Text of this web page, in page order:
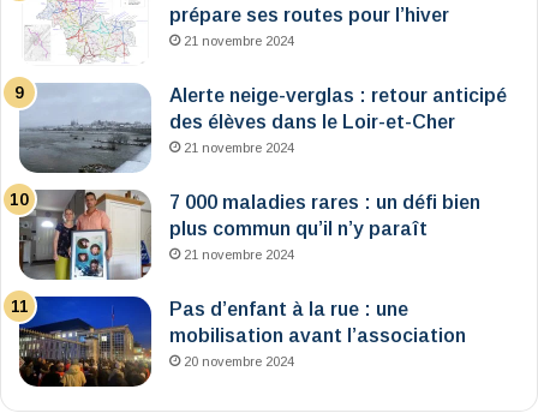
prépare ses routes pour l’hiver
21 novembre 2024
Alerte neige-verglas : retour anticipé
des élèves dans le Loir-et-Cher
21 novembre 2024
7 000 maladies rares : un défi bien
plus commun qu’il n’y paraît
21 novembre 2024
Pas d’enfant à la rue : une
mobilisation avant l’association
20 novembre 2024